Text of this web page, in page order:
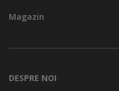
Magazin
DESPRE NOI